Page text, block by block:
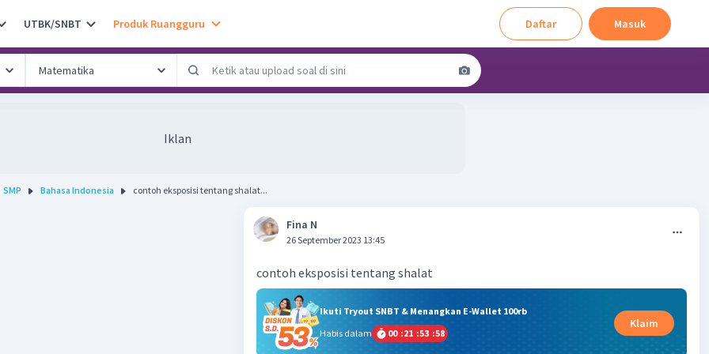
UTBK/SNBT Produk Ruangguru Daftar Masuk
Iklan
SMP Bahasa Indonesia contoh eksposisi tentang shalat...
Fina N
26 September 2023 13:45
contoh eksposisi tentang shalat
Ikuti Tryout SNBT & Menangkan E-Wallet 100rb
Habis dalam
00 :21 :53 :58
Klaim